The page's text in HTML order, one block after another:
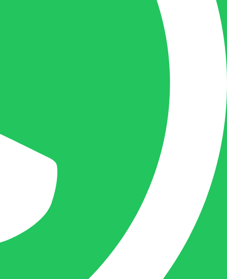
Gilles is de aangewezen persoon als u een
kopie toe te sturen van een levering of een
Eigenaar BELOFE Nederland
femke@belofe.com
+31(0)6 1038 3901
Femke is het aanspreekpunt voor
chocolaterieën en patisserieën in Brabant
en Limburg, maar ook bij beauty en ander
soortgelijke zaken in Nederland komt